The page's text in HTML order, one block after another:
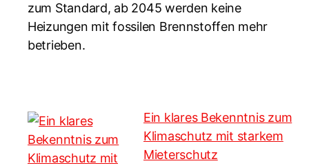
zum Standard, ab 2045 werden keine
Heizungen mit fossilen Brennstoffen mehr
betrieben.
Ein klares Bekenntnis zum
Klimaschutz mit starkem
Mieterschutz